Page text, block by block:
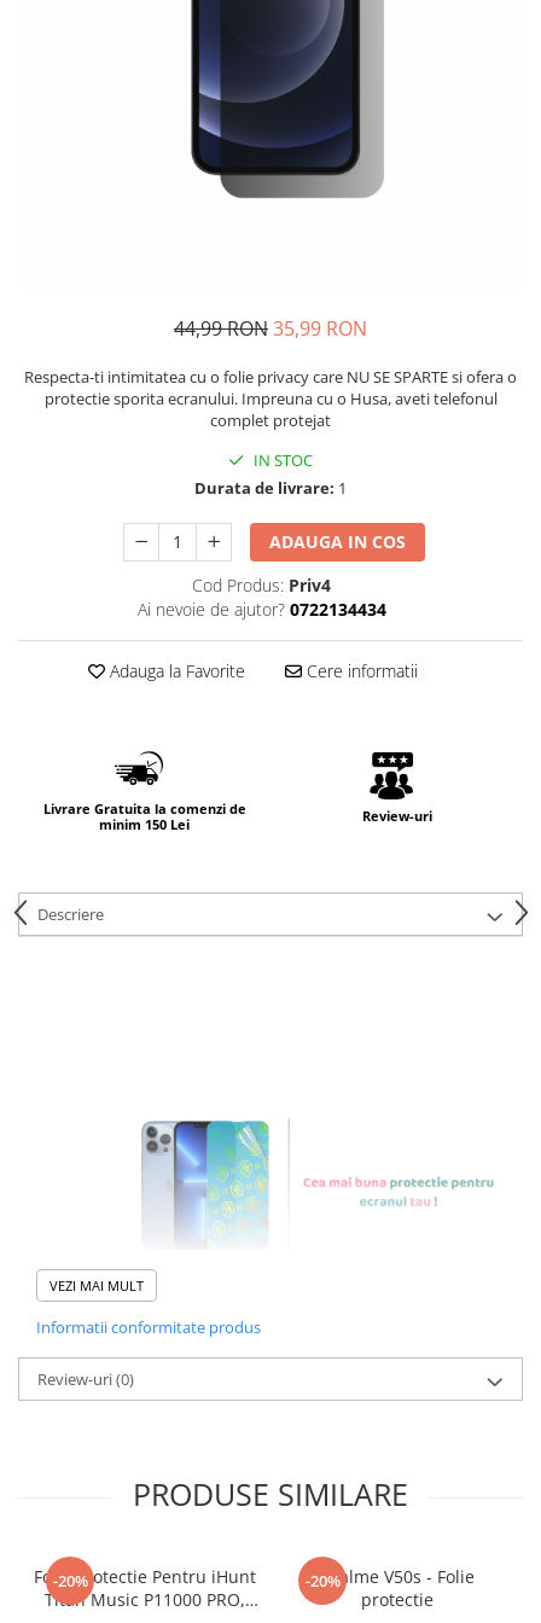
44,99 RON35,99 RON
Respecta-ti intimitatea cu o folie privacy care NU SE SPARTE si ofera o
protectie sporita ecranului. Impreuna cu o Husa, aveti telefonul
complet protejat
IN STOC
Durata de livrare: 1
ADAUGA IN COS
Cod Produs: Priv4
Ai nevoie de ajutor? 0722134434
Adauga la Favorite Cere informatii
Livrare Gratuita la comenzi de
minim 150 Lei
Review-uri
Descriere
Foliile noastre sunt
Materialul folosit in
sticla pe care o stim cu totii, ci
esteNano Glassflexibil.
VEZI MAI MULT
Informatii conformitate produs
Review-uri(0)
PRODUSE SIMILARE
-20%
Folie Protectie Pentru iHunt
Titan Music P11000 PRO,
-20%
Realme V50s - Folie
protectie